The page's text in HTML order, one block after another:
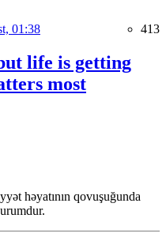
01:38 413
life is getting
most
həyatının qovuşuğunda